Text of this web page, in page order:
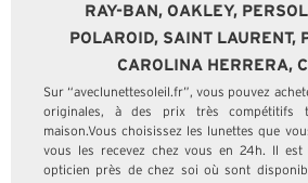
RAY-BAN, OAKLEY,
POLAROID, SAINT LAURENT,
CAROLINA HERRERA,
Sur “aveclunettesoleil.fr”, vous pouvez
originales, à des prix très
maison.Vous choisissez les lunettes que
vous les recevez chez vous en 24h. Il
opticien près de chez soi où sont